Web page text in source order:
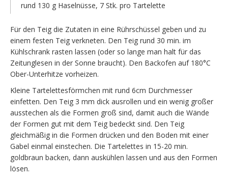
rund 130 g Haselnüsse, 7 Stk. pro Tartelette
Für den Teig die Zutaten in eine Rührschüssel geben und zu
einem festen Teig verkneten. Den Teig rund 30 min. im
Kühlschrank rasten lassen (oder so lange man halt für das
Zeitunglesen in der Sonne braucht). Den Backofen auf 180°C
Ober-Unterhitze vorheizen.
Kleine Tartelettesförmchen mit rund 6cm Durchmesser
einfetten. Den Teig 3 mm dick ausrollen und ein wenig großer
ausstechen als die Formen groß sind, damit auch die Wände
der Formen gut mit dem Teig bedeckt sind. Den Teig
gleichmäßig in die Formen drücken und den Boden mit einer
Gabel einmal einstechen. Die Tartelettes in 15-20 min.
goldbraun backen, dann auskühlen lassen und aus den Formen
lösen.